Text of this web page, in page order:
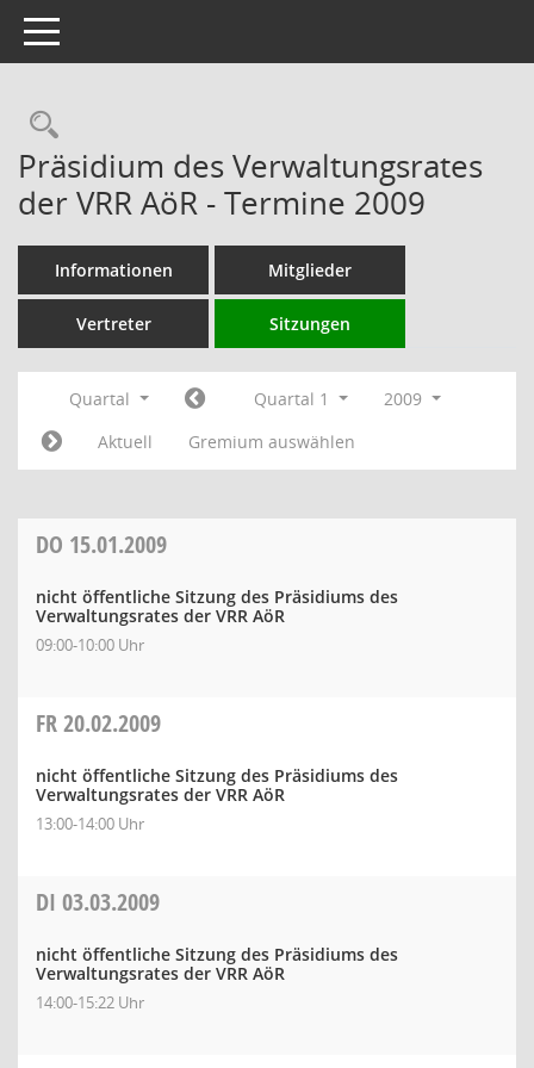
Toggle navigation
Rechercheauswahl
Präsidium des Verwaltungsrates
der VRR AöR - Termine 2009
Informationen Mitglieder
Vertreter Sitzungen
Quartal Quartal 1
2009
Aktuell
Gremium auswählen
DO 15.01.2009
nicht öffentliche Sitzung des Präsidiums des
Verwaltungsrates der VRR AöR
09:00-10:00 Uhr
FR20.02.2009
nicht öffentliche Sitzung des Präsidiums des
Verwaltungsrates der VRR AöR
13:00-14:00 Uhr
DI 03.03.2009
nicht öffentliche Sitzung des Präsidiums des
Verwaltungsrates der VRR AöR
14:00-15:22 Uhr